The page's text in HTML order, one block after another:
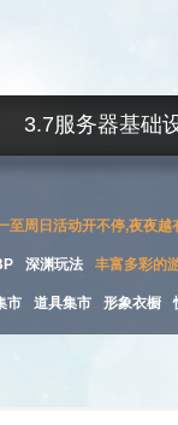
3.7服务器基础
至周日活动开不停,夜夜越
深渊玩法 丰富多彩的
市 道具集市 形象衣橱